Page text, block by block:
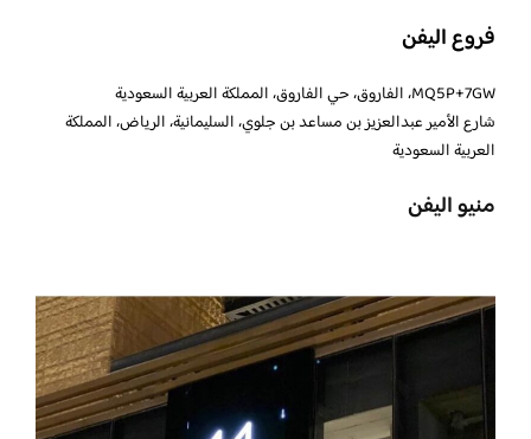
فروع اليفن
MQ5P+7GW، الفاروق، حي الفاروق، المملكة العربية السعودية
شارع الأمير عبدالعزيز بن مساعد بن جلوي، السليمانية، الرياض، المملكة
العربية السعودية
منيو اليفن